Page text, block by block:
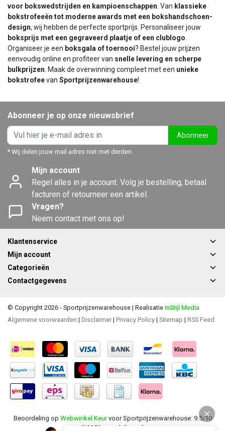
voor bokswedstrijden en kampioenschappen . Van klassieke
bokstrofeeën tot moderne awards met een bokshandschoen-
design, wij hebben de perfecte sportprijs. Personaliseer jouw
boksprijs met een gegraveerd plaatje of een clublogo
Organiseer je een boksgala of toernooi? Bestel jouw prijzen
eenvoudig online en profiteer van snelle levering en scherpe
bulkprijzen . Maak de overwinning compleet met een unieke
bokstrofeevan Sportprijzenwarehouse!
Abonneer je op onze nieuwsbrief
Abonneer
* Wij delen jouw mail adres niet met derden.
Mijn account
Regel alles in je account. Volg je bestelling, betaal
facturen of retourneer een artikel.
Vragen?
Neem contact met ons op!
Klantenservice
Mijn account
Categorieën
Contactgegevens
© Copyright 2026 - Sportprijzenwarehouse | Realisatie InStijl Media
Algemene voorwaarden | Disclaimer | Privacy Policy | Sitemap | RSS Feed
Beoordeling op Webwinkel Keurvoor Sportprijzenwarehouse: 9.5/10
(1235 beoordelingen)